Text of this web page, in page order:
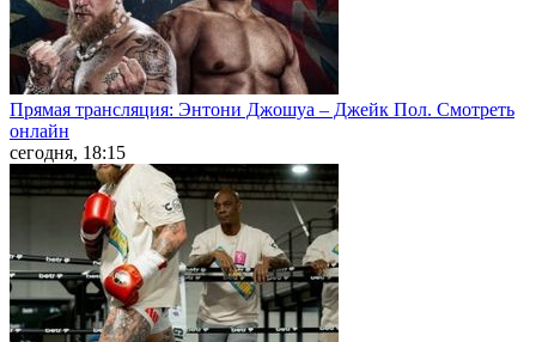
Прямая трансляция: Энтони Джошуа – Джейк Пол. Смотреть
онлайн
сегодня, 18:15